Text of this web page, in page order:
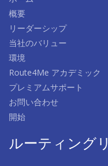
概要
リーダーシップ
当社のバリュー
環境
Route4Me アカデミック
プレミアムサポート
お問い合わせ
開始
ルーティング